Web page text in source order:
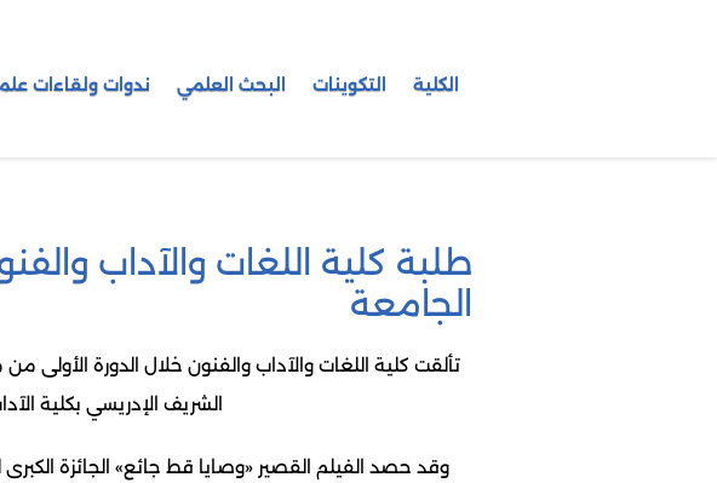
ندوات ولقاءات البحث العلمي التكوينات الكلية
طلبة كلية اللغات والآداب
الجامعة
الشريف الإدريسي بكلية
وقد حصد الفيلم القصير «وصايا قط جائع» الجائزة